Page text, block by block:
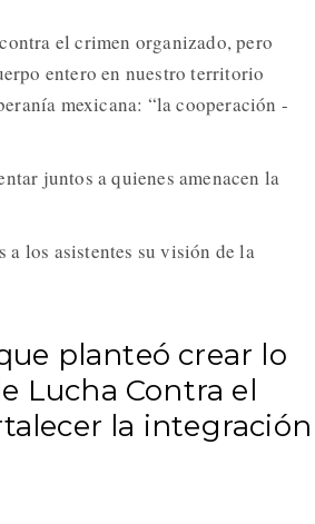
el crimen organizado, pero
entero en nuestro territorio
mexicana: “la cooperación -
juntos a quienes amenacen la
los asistentes su visión de la
planteó crear lo
Lucha Contra el
la integración